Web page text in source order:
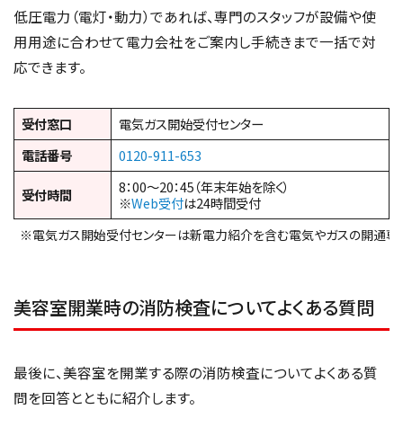
低圧電力（電灯・動力）であれば、専門のスタッフが設備や使
用用途に合わせて電力会社をご案内し手続きまで一括で対
応できます。
受付窓口
電気ガス開始受付センター
電話番号
0120-911-653
受付時間
8：00～20：45（年末年始を除く）
※Web受付は24時間受付
※電気ガス開始受付センターは新電力紹介を含む電気やガスの開通専
美容室開業時の消防検査についてよくある質問
最後に、美容室を開業する際の消防検査についてよくある質
問を回答とともに紹介します。